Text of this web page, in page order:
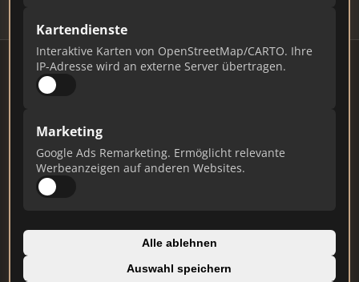
Kartendienste
Interaktive Karten von OpenStreetMap/CARTO. Ihre
IP-Adresse wird an externe Server übertragen.
Marketing
Google Ads Remarketing. Ermöglicht relevante
Werbeanzeigen auf anderen Websites.
Alle ablehnen
Auswahl speichern
# MAKLER / FIRMA
1 immobilienscout24.de
Immobilienplattform
809